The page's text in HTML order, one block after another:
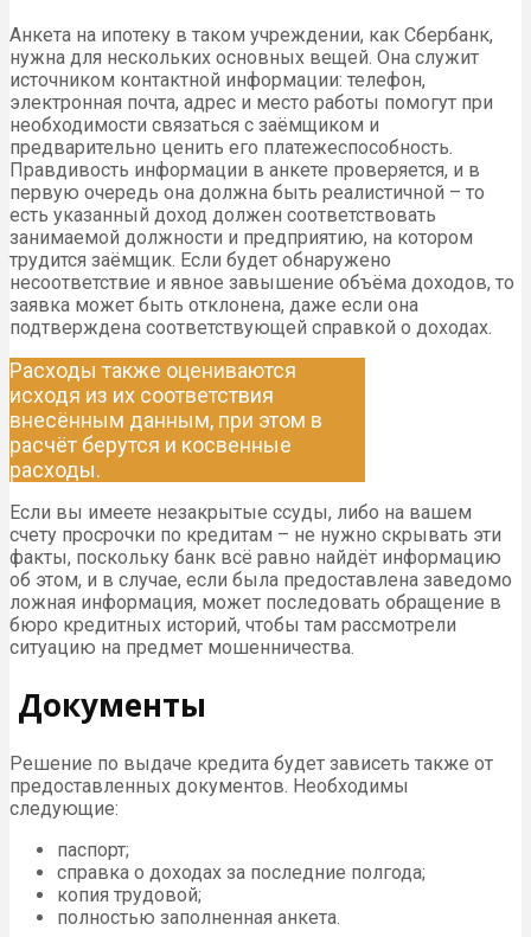
Анкета на ипотеку в таком учреждении, как Сбербанк,
нужна для нескольких основных вещей. Она служит
источником контактной информации: телефон,
электронная почта, адрес и место работы помогут при
необходимости связаться с заёмщиком и
предварительно ценить его платежеспособность.
Правдивость информации в анкете проверяется, и в
первую очередь она должна быть реалистичной – то
есть указанный доход должен соответствовать
занимаемой должности и предприятию, на котором
трудится заёмщик. Если будет обнаружено
несоответствие и явное завышение объёма доходов, то
заявка может быть отклонена, даже если она
подтверждена соответствующей справкой о доходах.
Расходы также оцениваются
исходя из их соответствия
внесённым данным, при этом в
расчёт берутся и косвенные
расходы.
Если вы имеете незакрытые ссуды, либо на вашем
счету просрочки по кредитам – не нужно скрывать эти
факты, поскольку банк всё равно найдёт информацию
об этом, и в случае, если была предоставлена заведомо
ложная информация, может последовать обращение в
бюро кредитных историй, чтобы там рассмотрели
ситуацию на предмет мошенничества.
Документы
Решение по выдаче кредита будет зависеть также от
предоставленных документов. Необходимы
следующие:
паспорт;
справка о доходах за последние полгода;
копия трудовой;
полностью заполненная анкета.